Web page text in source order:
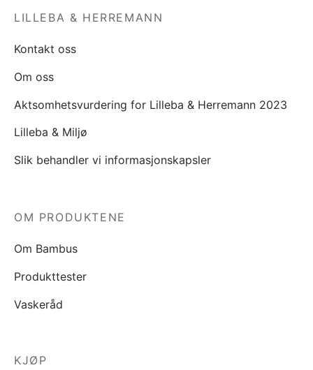
LILLEBA & HERREMANN
Kontakt oss
Om oss
Aktsomhetsvurdering for Lilleba & Herremann 2023
Lilleba & Miljø
Slik behandler vi informasjonskapsler
OM PRODUKTENE
Om Bambus
Produkttester
Vaskeråd
KJØP